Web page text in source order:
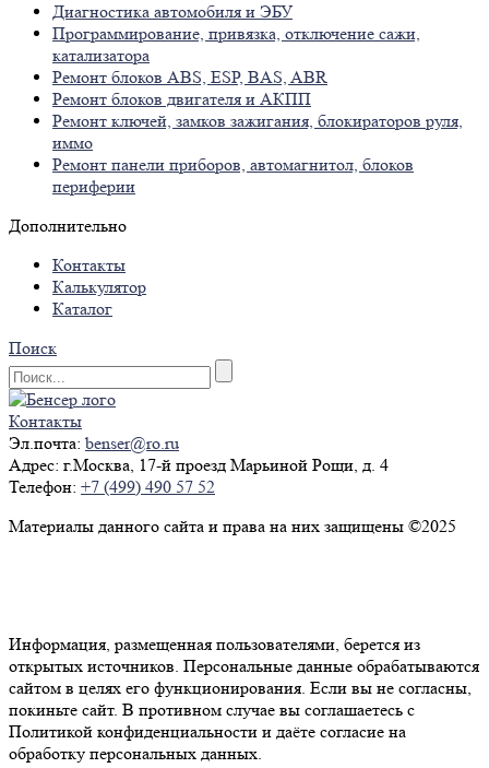
Диагностика автомобиля и ЭБУ
Программирование, привязка, отключение сажи,
катализатора
Ремонт блоков ABS, ESP, BAS, ABR
Ремонт блоков двигателя и АКПП
Ремонт ключей, замков зажигания, блокираторов руля,
иммо
Ремонт панели приборов, автомагнитол, блоков
периферии
Дополнительно
Контакты
Калькулятор
Каталог
Поиск
Контакты
Эл.почта: benser@ro.ru
Адрес: г.Москва, 17-й проезд Марьиной Рощи, д. 4
Телефон: +7 (499) 490 57 52
Материалы данного сайта и права на них защищены ©2025
Информация, размещенная пользователями, берется из
открытых источников. Персональные данные обрабатываются
сайтом в целях его функционирования. Если вы не согласны,
покиньте сайт. В противном случае вы соглашаетесь с
Политикой конфиденциальности и даёте согласие на
обработку персональных данных.